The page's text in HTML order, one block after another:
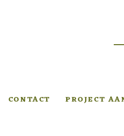
CONTACT PROJECT